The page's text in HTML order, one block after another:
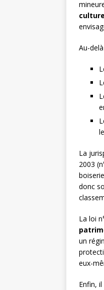
Au-
La
2003
donc
La loi
un
eux-
Enfin,